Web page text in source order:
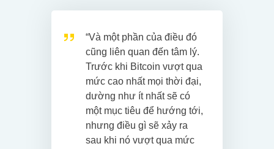
“Và một phần của điều đó
cũng liên quan đến tâm lý.
Trước khi Bitcoin vượt qua
mức cao nhất mọi thời đại,
dường như ít nhất sẽ có
một mục tiêu để hướng tới,
nhưng điều gì sẽ xảy ra
sau khi nó vượt qua mức